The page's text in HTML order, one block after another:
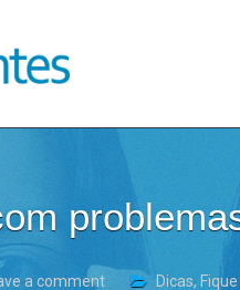
a comment Dicas,